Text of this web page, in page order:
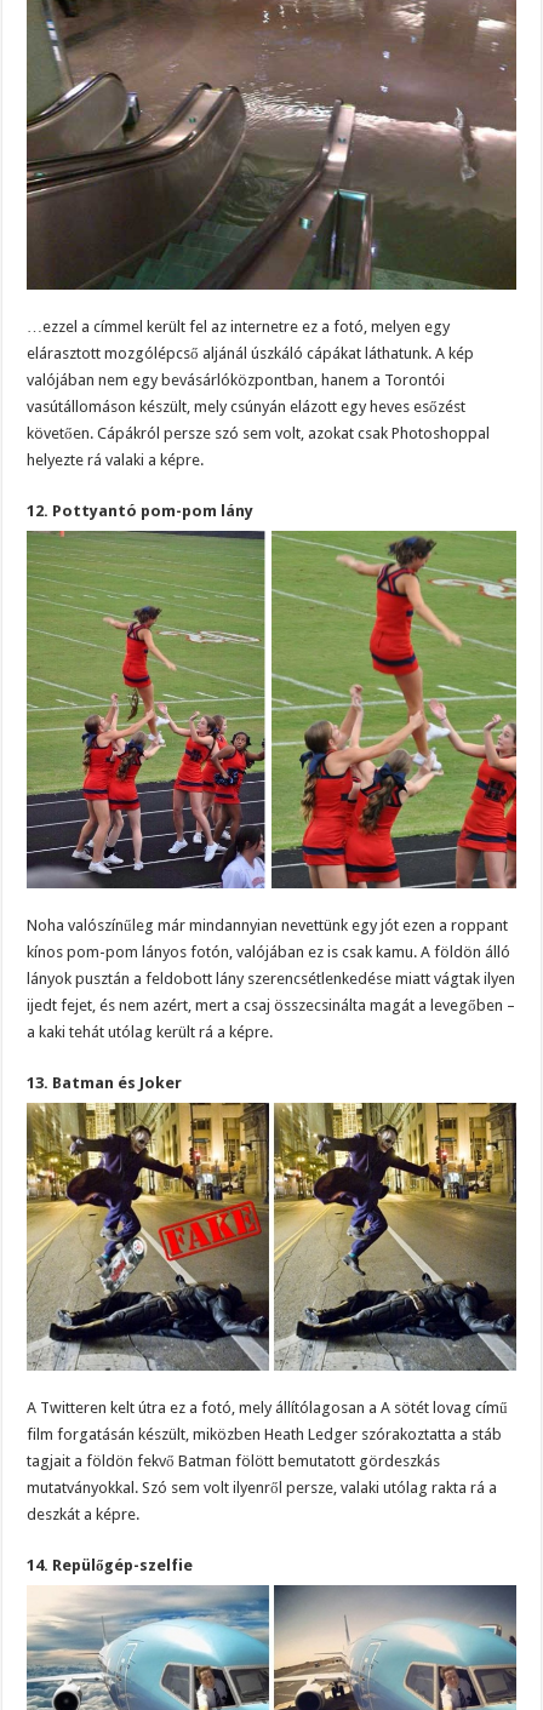
…ezzel a címmel került fel az internetre ez a fotó, melyen egy
elárasztott mozgólépcső aljánál úszkáló cápákat láthatunk. A kép
valójában nem egy bevásárlóközpontban, hanem a Torontói
vasútállomáson készült, mely csúnyán elázott egy heves esőzést
követően. Cápákról persze szó sem volt, azokat csak Photoshoppal
helyezte rá valaki a képre.
12. Pottyantó pom-pom lány
Noha valószínűleg már mindannyian nevettünk egy jót ezen a roppant
kínos pom-pom lányos fotón, valójában ez is csak kamu. A földön álló
lányok pusztán a feldobott lány szerencsétlenkedése miatt vágtak ilyen
ijedt fejet, és nem azért, mert a csaj összecsinálta magát a levegőben –
a kaki tehát utólag került rá a képre.
13. Batman és Joker
A Twitteren kelt útra ez a fotó, mely állítólagosan a A sötét lovag című
film forgatásán készült, miközben Heath Ledger szórakoztatta a stáb
tagjait a földön fekvő Batman fölött bemutatott gördeszkás
mutatványokkal. Szó sem volt ilyenről persze, valaki utólag rakta rá a
deszkát a képre.
14. Repülőgép-szelfie